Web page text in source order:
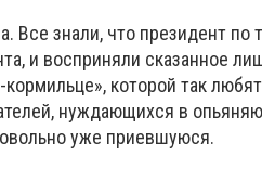
знали, что президент по
и восприняли сказанное
которой так
нуждающихся в
уже приевшуюся.